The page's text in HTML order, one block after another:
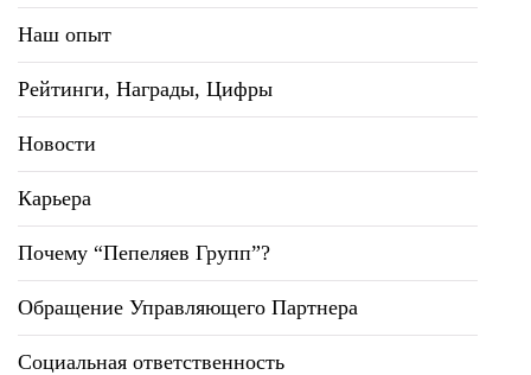
Türkçe
Наш опыт
Рейтинги, Награды, Цифры
Новости
Карьера
Почему “Пепеляев Групп”?
Обращение Управляющего Партнера
Социальная ответственность